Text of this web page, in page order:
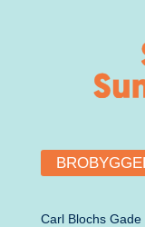
Carl Blochs